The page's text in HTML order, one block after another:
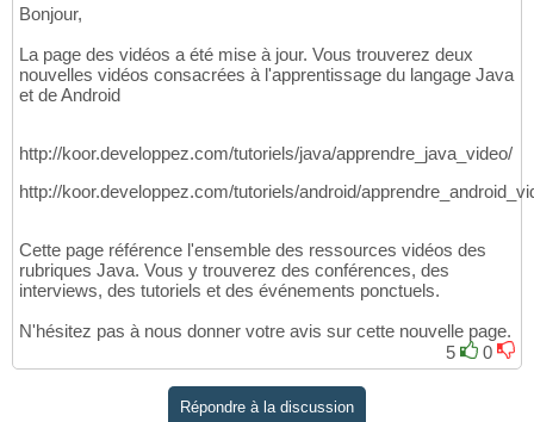
Bonjour,
La page des vidéos a été mise à jour. Vous trouverez deux
nouvelles vidéos consacrées à l'apprentissage du langage Java
et de Android
http://koor.developpez.com/tutoriels/java/apprendre_java_video/
http://koor.developpez.com/tutoriels/android/
Cette page référence l'ensemble des ressources vidéos des
rubriques Java. Vous y trouverez des conférences, des
interviews, des tutoriels et des événements ponctuels.
N'hésitez pas à nous donner votre avis sur cette nouvelle page.
5
0
Répondre à la discussion